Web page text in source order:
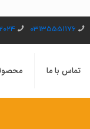
03135551176
تماس با ما